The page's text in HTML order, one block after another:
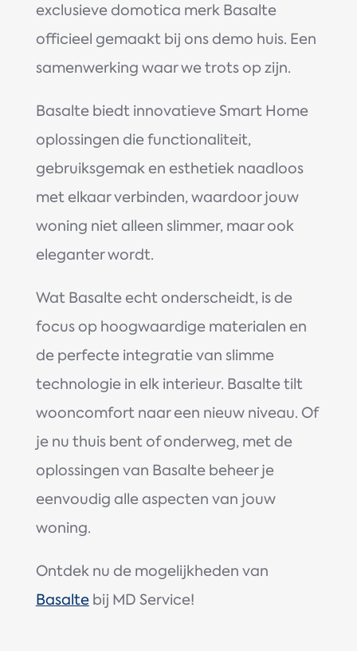
exclusieve domotica merkBasalte
officieel gemaakt bij ons demo huis. Een
samenwerking waar we trots op zijn.
Basalte biedt innovatieve Smart Home
oplossingen die functionaliteit,
gebruiksgemak en esthetiek naadloos
met elkaar verbinden, waardoor jouw
woning niet alleen slimmer, maar ook
eleganter wordt.
Wat Basalte echt onderscheidt, is de
focus op hoogwaardige materialen en
de perfecte integratie van slimme
technologie in elk interieur. Basalte tilt
wooncomfort naar een nieuw niveau. Of
je nu thuis bent of onderweg, met de
oplossingen van Basalte beheer je
eenvoudig alle aspecten van jouw
woning.
Ontdek nu de mogelijkheden van
Basaltebij MD Service!